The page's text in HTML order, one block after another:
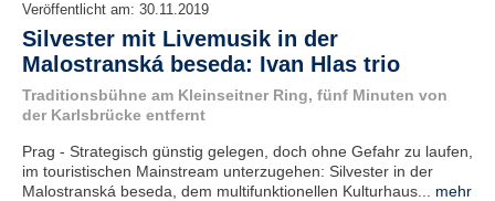
Veröffentlicht am: 30.11.2019
Silvester mit Livemusik in der
Malostranská beseda: Ivan Hlas trio
Traditionsbühne am Kleinseitner Ring, fünf Minuten von
der Karlsbrücke entfernt
Prag - Strategisch günstig gelegen, doch ohne Gefahr zu laufen,
im touristischen Mainstream unterzugehen: Silvester in der
Malostranská beseda, dem multifunktionellen Kulturhaus... mehr